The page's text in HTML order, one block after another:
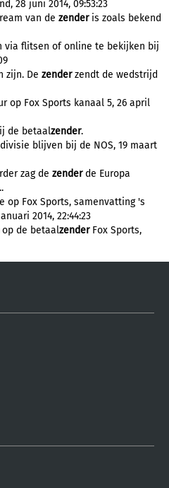
28 juni 2014, 09:53:23
van de zenderis zoals bekend
via flitsen of online te bekijken bij
zijn. De zenderzendt de wedstrijd
op Fox Sports kanaal 5, 26 april
de betaalzender.
blijven bij de NOS, 19 maart
zag de zenderde Europa
op Fox Sports, samenvatting 's
2014, 22:44:23
op de betaalzenderFox Sports,